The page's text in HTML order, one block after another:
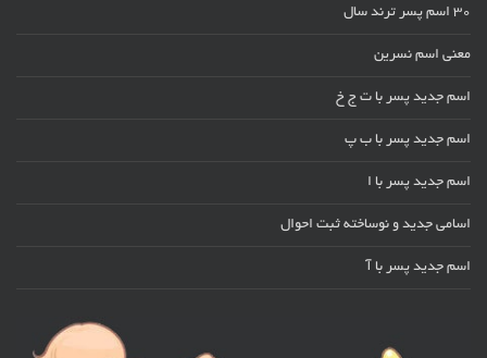
30 اسم پسر ترند سال
معنی اسم نسرین
اسم جدید پسر با ت ج خ
اسم جدید پسر با ب پ
اسم جدید پسر با ا
اسامی جدید و نوساخته ثبت احوال
اسم جدید پسر با آ